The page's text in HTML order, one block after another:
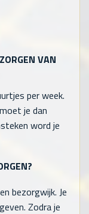
VAN
per week.
je dan
word je
bezorgwijk. Je
Zodra je